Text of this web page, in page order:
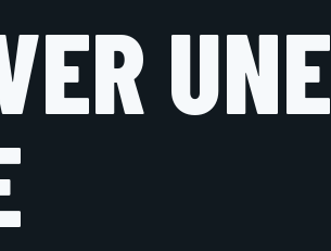
UNE